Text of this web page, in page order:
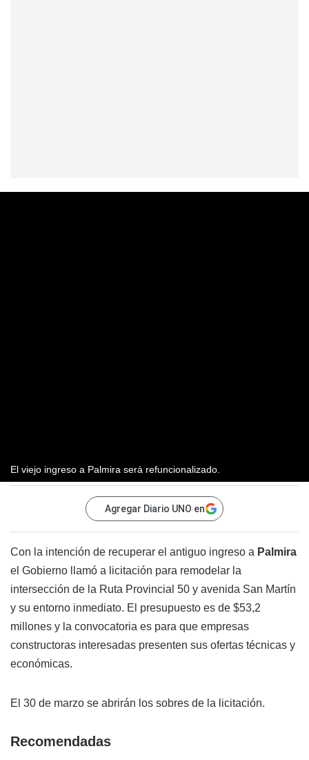
El viejo ingreso a Palmira será refuncionalizado.
Agregar Diario UNO en
Con la intención de recuperar el antiguo ingreso a Palmira
el Gobierno llamó a licitación para remodelar la
intersección de la Ruta Provincial 50 y avenida San Martín
y su entorno inmediato. El presupuesto es de $53,2
millones y la convocatoria es para que empresas
constructoras interesadas presenten sus ofertas técnicas y
económicas.
El 30 de marzo se abrirán los sobres de la licitación.
Recomendadas